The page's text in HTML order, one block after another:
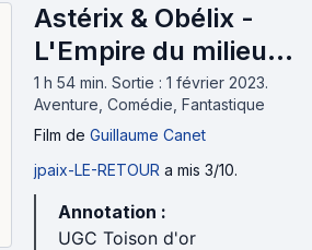
Astérix & Obélix -
L'Empire du milieu
(2023)
1 h 54 min. Sortie : 1 février 2023.
Aventure, Comédie, Fantastique
Film de Guillaume Canet
jpaix-LE-RETOUR a mis 3/10.
Annotation :
UGC Toison d'or